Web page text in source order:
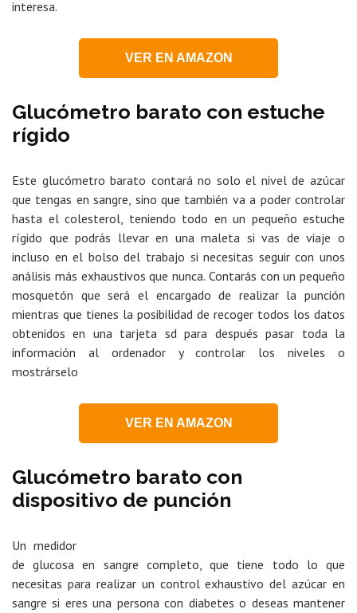
interesa.
VER EN AMAZON
Glucómetro barato con estuche
rígido
Este glucómetro barato contará no solo el nivel de azúcar
que tengas en sangre, sino que también va a poder controlar
hasta el colesterol, teniendo todo en un pequeño estuche
rígido que podrás llevar en una maleta si vas de viaje o
incluso en el bolso del trabajo si necesitas seguir con unos
análisis más exhaustivos que nunca. Contarás con un pequeño
mosquetón que será el encargado de realizar la punción
mientras que tienes la posibilidad de recoger todos los datos
obtenidos en una tarjeta sd para después pasar toda la
información al ordenador y controlar los niveles o
mostrárselo
VER EN AMAZON
Glucómetro barato con
dispositivo de punción
Un medidor
de glucosa en sangre completo, que tiene todo lo que
necesitas para realizar un control exhaustivo del azúcar en
sangre si eres una persona con diabetes o deseas mantener